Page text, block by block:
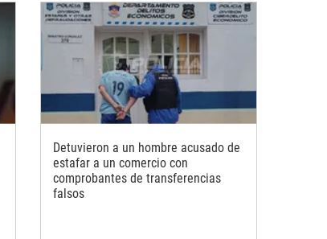
Detuvieron a un hombre acusado de
estafar a un comercio con
comprobantes de transferencias
falsos